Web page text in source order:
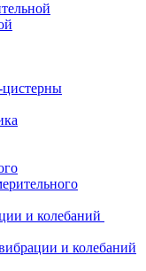
и колебаний
и колебаний